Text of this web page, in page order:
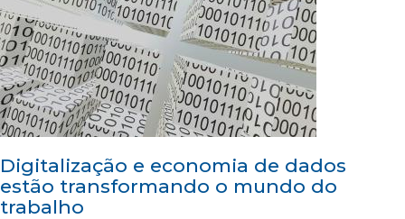
Digitalização e economia de dados
estão transformando o mundo do
trabalho